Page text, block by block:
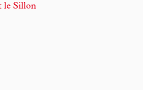
le Sillon